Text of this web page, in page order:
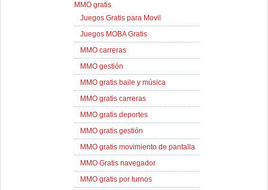
MMO gratis
Juegos Gratis para Movil
Juegos MOBA Gratis
MMO carreras
MMO gestión
MMO gratis baile y música
MMO gratis carreras
MMO gratis deportes
MMO gratis gestión
MMO gratis movimiento de pantalla
MMO Gratis navegador
MMO gratis por turnos